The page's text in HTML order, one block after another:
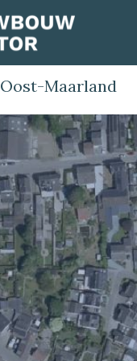
Oost-Maarland